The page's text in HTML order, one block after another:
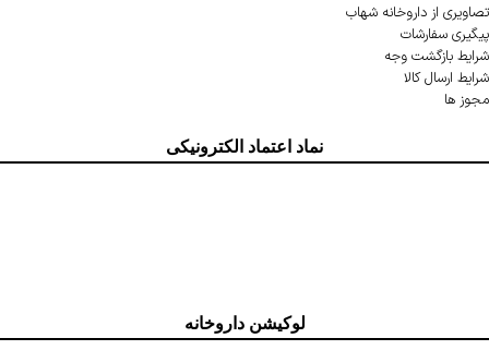
تصاویری از داروخانه شهاب
پیگیری سفارشات
شرایط بازگشت وجه
شرایط ارسال کالا
مجوز ها
نماد اعتماد الکترونیکی
لوکیشن داروخانه